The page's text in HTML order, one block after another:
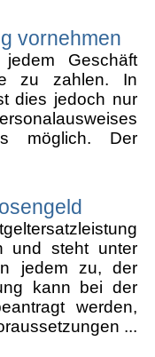
vornehmen
Geschäft
zu zahlen. In
dies jedoch nur
möglich. Der
und steht unter
jedem zu, der
kann bei der
werden,
...